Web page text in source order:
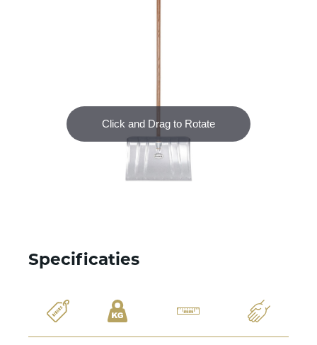
Specificaties